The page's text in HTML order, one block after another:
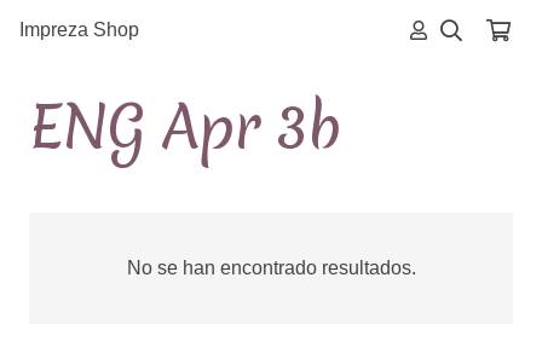
Impreza Shop
ENG Apr 3b
No se han encontrado resultados.